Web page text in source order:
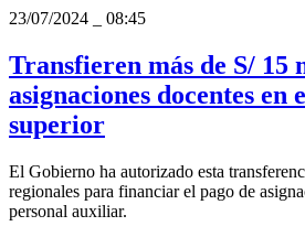
23/07/2024
08:45
Transfieren más de S/ 15
asignaciones docentes en
superior
El Gobierno ha autorizado esta
regionales para financiar el pago de
personal auxiliar.